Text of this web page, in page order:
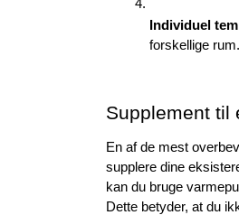
Individuel
forskellige
Supplement til
En af de mest
supplere dine
kan du bruge
Dette betyder, at du